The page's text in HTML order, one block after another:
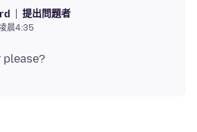
提出問題者
晨4:35